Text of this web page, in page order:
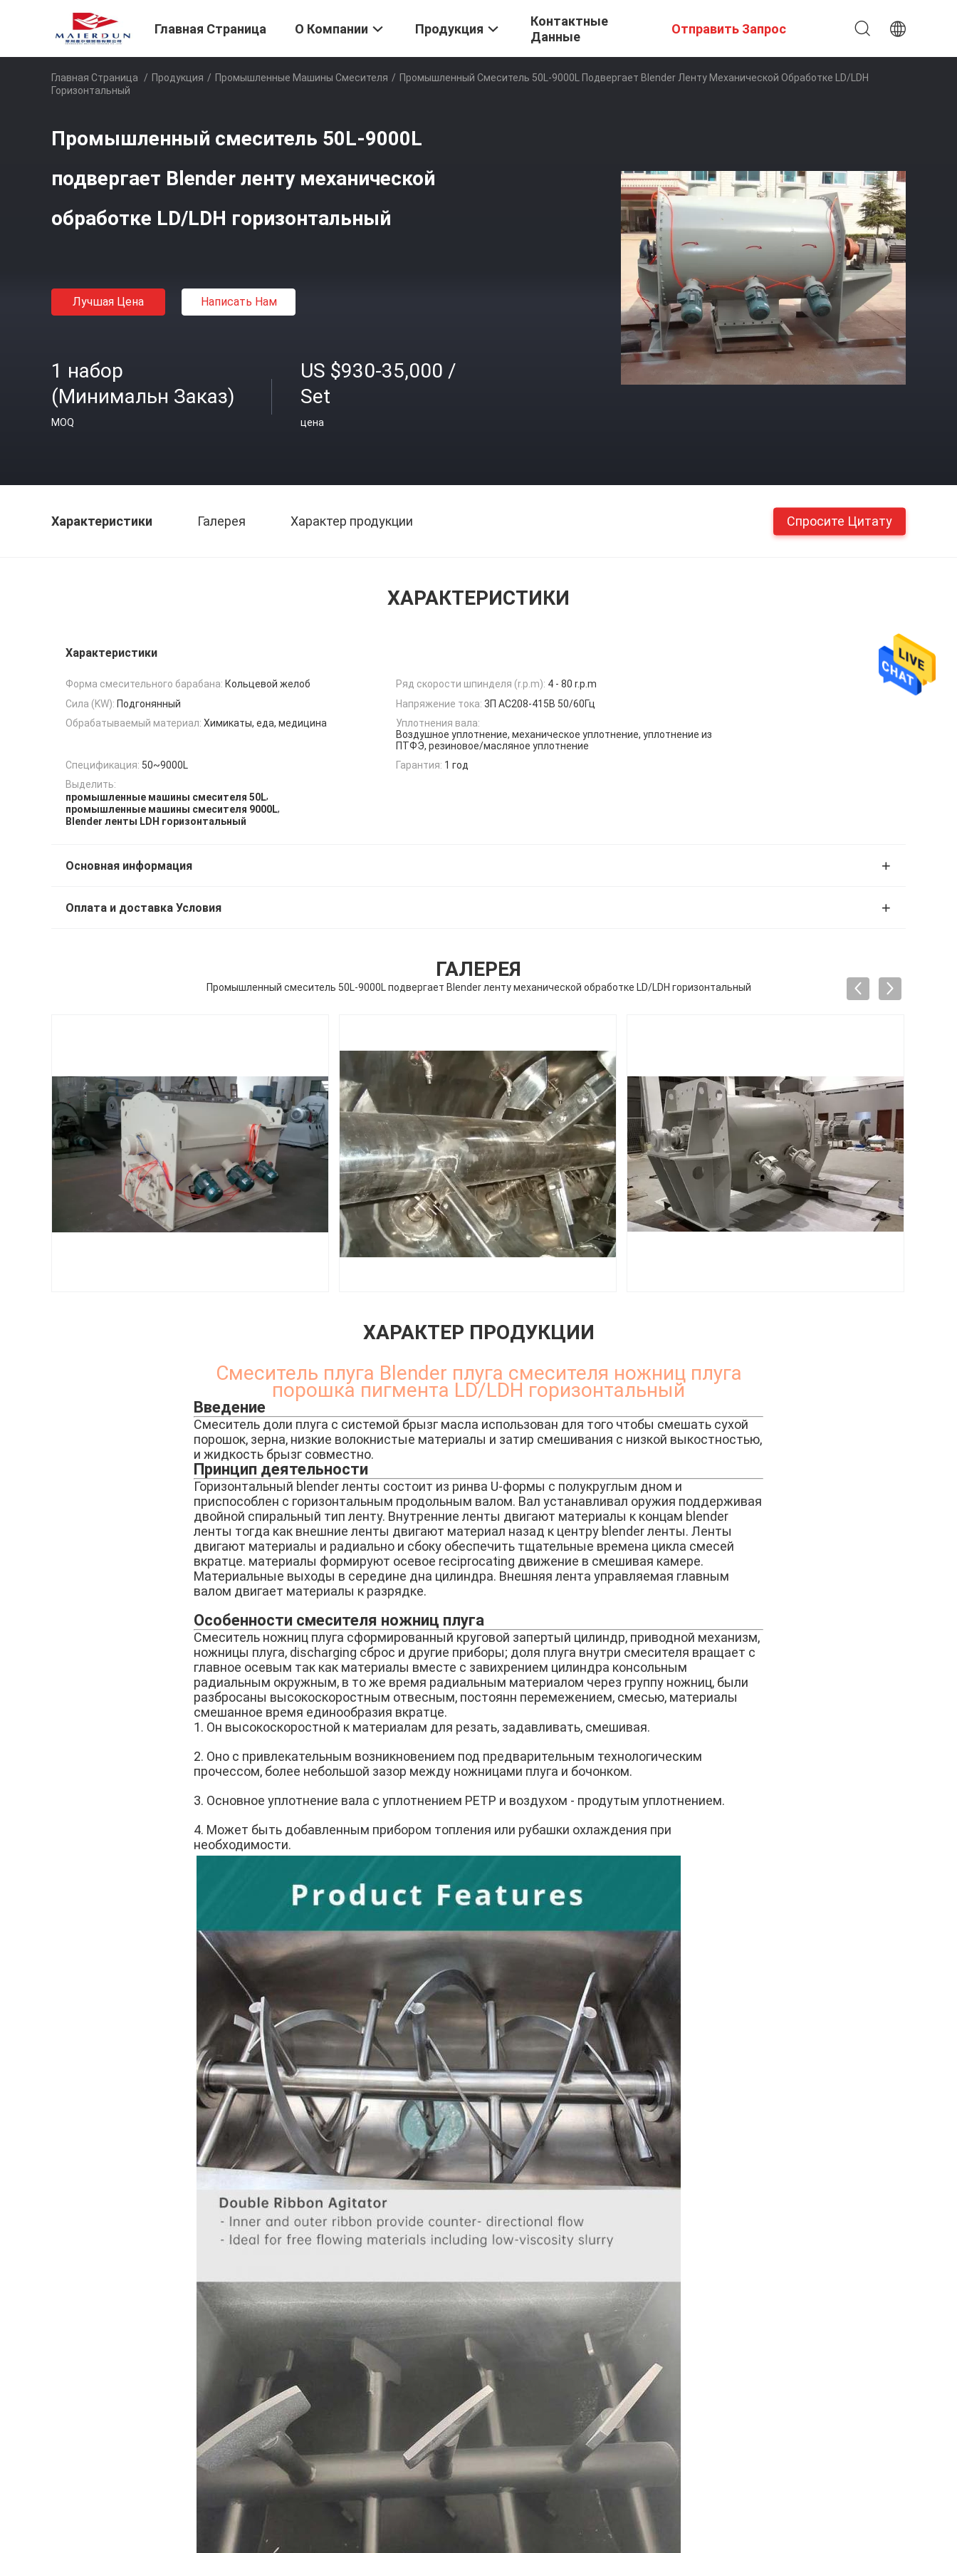
Главная Страница О Компании Продукция
Контактные
Данные
Отправить Запрос
Главная Страница / Продукция / Промышленные Машины Смесителя / Промышленный Смеситель 50L-9000L Подвергает Blender Ленту Механической Обработке LD/LDH
Горизонтальный
Промышленный смеситель 50L-9000L
подвергает Blender ленту механической
обработке LD/LDH горизонтальный
Лучшая Цена Написать Нам
1 набор
(Минимальн Заказ)
MOQ
US $930-35,000 /
Set
цена
Характеристики Галерея Характер продукции Спросите Цитату
ХАРАКТЕРИСТИКИ
Характеристики
Форма смесительного барабана: Кольцевой желоб Ряд скорости шпинделя (r.p.m): 4 - 80 r.p.m
Сила (KW): Подгонянный Напряжение тока: 3П АС208-415В 50/60Гц
Обрабатываемый материал: Химикаты, еда, медицина
Уплотнения вала:
Воздушное уплотнение, механическое уплотнение, уплотнение из
ПТФЭ, резиновое/масляное уплотнение
Спецификация: 50~9000L Гарантия: 1 год
Выделить:
промышленные машины смесителя 50L,
промышленные машины смесителя 9000L,
Blender ленты LDH горизонтальный
Основная информация
Оплата и доставка Условия
ГАЛЕРЕЯ
Промышленный смеситель 50L-9000L подвергает Blender ленту механической обработке LD/LDH горизонтальный
ХАРАКТЕР ПРОДУКЦИИ
Смеситель плуга Blender плуга смесителя ножниц плуга
порошка пигмента LD/LDH горизонтальный
Введение
Смеситель доли плуга с системой брызг масла использован для того чтобы смешать сухой
порошок, зерна, низкие волокнистые материалы и затир смешивания с низкой выкостностью,
и жидкость брызг совместно.
Принцип деятельности
Горизонтальный blender ленты состоит из ринва U-формы с полукруглым дном и
приспособлен с горизонтальным продольным валом. Вал устанавливал оружия поддерживая
двойной спиральный тип ленту. Внутренние ленты двигают материалы к концам blender
ленты тогда как внешние ленты двигают материал назад к центру blender ленты. Ленты
двигают материалы и радиально и сбоку обеспечить тщательные времена цикла смесей
вкратце. материалы формируют осевое reciprocating движение в смешивая камере.
Материальные выходы в середине дна цилиндра. Внешняя лента управляемая главным
валом двигает материалы к разрядке.
Особенности смесителя ножниц плуга
Смеситель ножниц плуга сформированный круговой запертый цилиндр, приводной механизм,
ножницы плуга, discharging сброс и другие приборы; доля плуга внутри смесителя вращает с
главное осевым так как материалы вместе с завихрением цилиндра консольным
радиальным окружным, в то же время радиальным материалом через группу ножниц, были
разбросаны высокоскоростным отвесным, постоянн перемежением, смесью, материалы
смешанное время единообразия вкратце.
1. Он высокоскоростной к материалам для резать, задавливать, смешивая.
2. Оно с привлекательным возникновением под предварительным технологическим
прочессом, более небольшой зазор между ножницами плуга и бочонком.
3. Основное уплотнение вала с уплотнением PETP и воздухом - продутым уплотнением.
4. Может быть добавленным прибором топления или рубашки охлаждения при
необходимости.